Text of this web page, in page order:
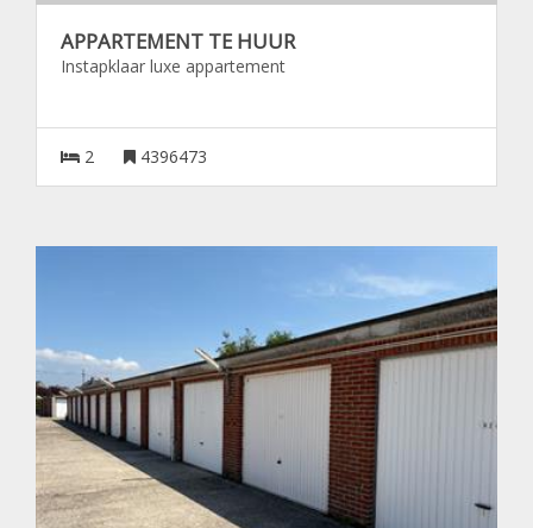
APPARTEMENT TE HUUR
Instapklaar luxe appartement
2 4396473